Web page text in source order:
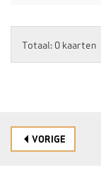
Totaal: 0 kaarten
VORIGE